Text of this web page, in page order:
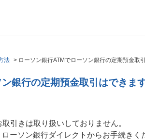
法 > ローソン銀行ATMでローソン銀行の定期預金取
銀行の定期預金取引はできま
引きは取り扱いしておりません。
ーソン銀行ダイレクトからお手続きく